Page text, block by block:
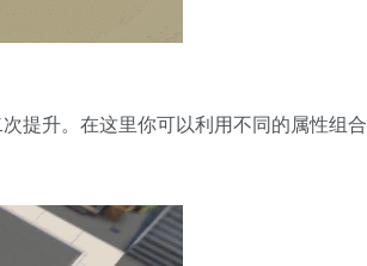
提升。在这里你可以利用不同的属性组合